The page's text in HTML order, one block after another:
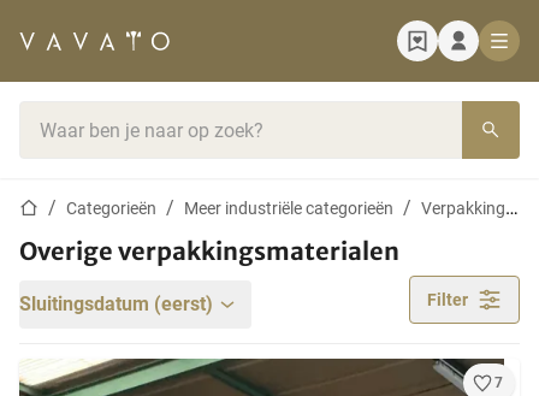
StartpaginaCategorieën Meer industriële categorieën Verpakkingstechniek
Overige verpakkingsmaterialen
Sluitingsdatum (eerst) Filter
7